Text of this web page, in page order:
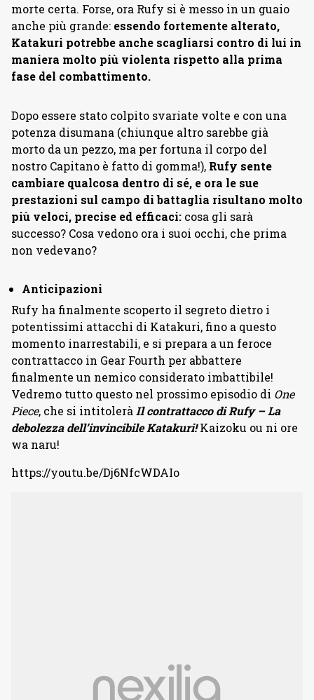
morte certa. Forse, ora Rufy si è messo in un guaio
anche più grande: essendo fortemente alterato,
Katakuri potrebbe anche scagliarsi contro di lui in
maniera molto più violenta rispetto alla prima
fase del combattimento.
Dopo essere stato colpito svariate volte e con una
potenza disumana (chiunque altro sarebbe già
morto da un pezzo, ma per fortuna il corpo del
nostro Capitano è fatto di gomma!), Rufy sente
cambiare qualcosa dentro di sé, e ora le sue
prestazioni sul campo di battaglia risultano molto
più veloci, precise ed efficaci: cosa gli sarà
successo? Cosa vedono ora i suoi occhi, che prima
non vedevano?
Anticipazioni
Rufy ha finalmente scoperto il segreto dietro i
potentissimi attacchi di Katakuri, fino a questo
momento inarrestabili, e si prepara a un feroce
contrattacco in Gear Fourth per abbattere
finalmente un nemico considerato imbattibile!
Vedremo tutto questo nel prossimo episodio di One
Piece, che si intitolerà Il contrattacco di Rufy – La
debolezza dell’invincibile Katakuri!Kaizoku ou ni ore
wa naru!
https://youtu.be/Dj6NfcWDAIo